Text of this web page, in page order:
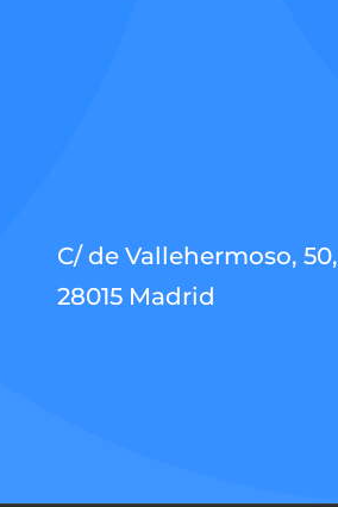
C/ de Vallehermoso, 50,
28015 Madrid